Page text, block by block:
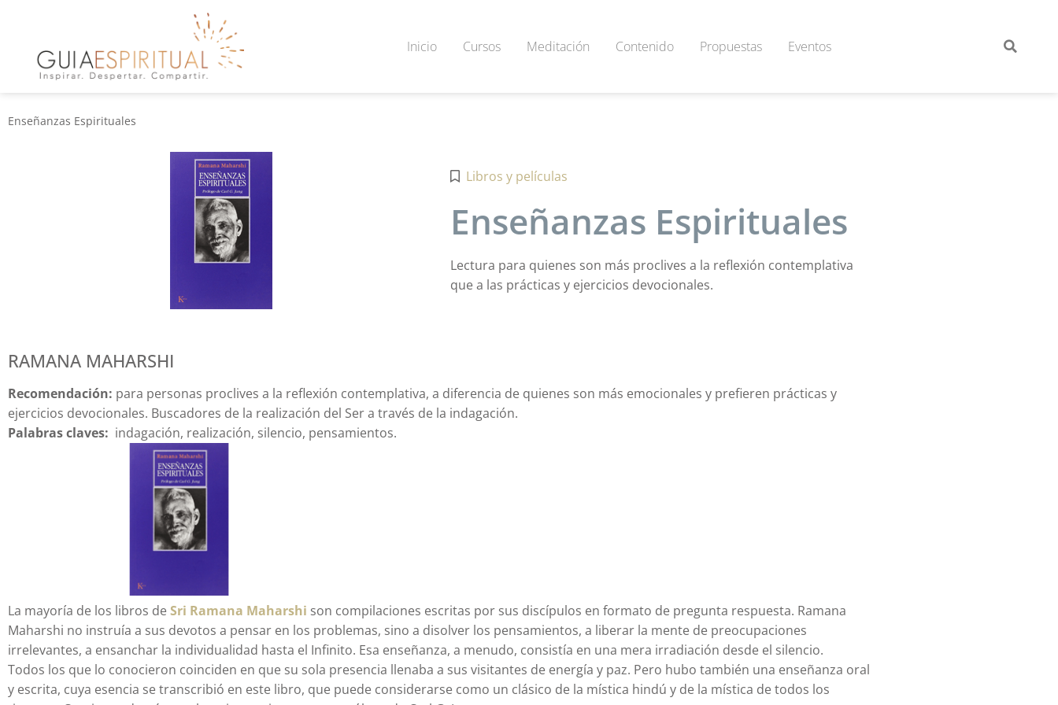
Inicio Cursos Meditación Contenido Propuestas Eventos
Enseñanzas Espirituales
Libros y películas
Enseñanzas Espirituales
Lectura para quienes son más proclives a la reflexión contemplativa
que a las prácticas y ejercicios devocionales.
RAMANA MAHARSHI
Recomendación: para personas proclives a la reflexión contemplativa, a diferencia de quienes son más emocionales y prefieren prácticas y
ejercicios devocionales. Buscadores de la realización del Ser a través de la indagación.
Palabras claves: indagación, realización, silencio, pensamientos.
La mayoría de los libros de Sri Ramana Maharshi son compilaciones escritas por sus discípulos en formato de pregunta respuesta. Ramana
Maharshi no instruía a sus devotos a pensar en los problemas, sino a disolver los pensamientos, a liberar la mente de preocupaciones
irrelevantes, a ensanchar la individualidad hasta el Infinito. Esa enseñanza, a menudo, consistía en una mera irradiación desde el silencio.
Todos los que lo conocieron coinciden en que su sola presencia llenaba a sus visitantes de energía y paz. Pero hubo también una enseñanza oral
y escrita, cuya esencia se transcribió en este libro, que puede considerarse como un clásico de la mística hindú y de la mística de todos los